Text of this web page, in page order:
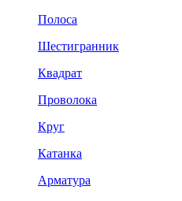
Полоса
Шестигранник
Квадрат
Проволока
Круг
Катанка
Арматура